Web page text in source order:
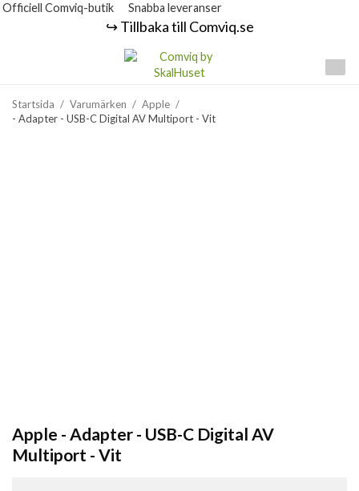
Officiell Comviq-butik Snabba leveranser
↪️ Tillbaka till Comviq.se
Startsida / Varumärken / Apple /
- Adapter - USB-C Digital AV Multiport - Vit
Apple - Adapter - USB-C Digital AV
Multiport - Vit